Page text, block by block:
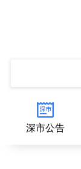
深市公告